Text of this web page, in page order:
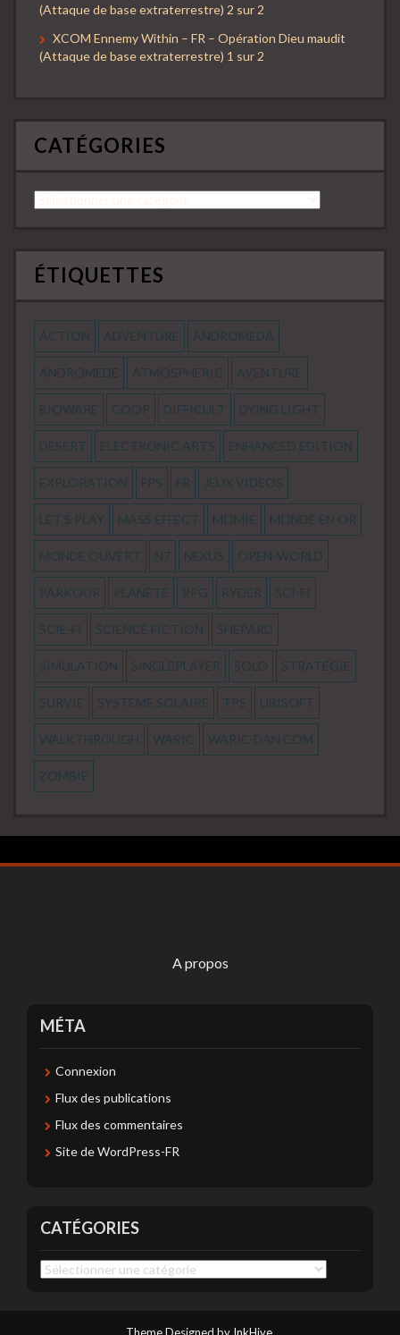
(Attaque de base extraterrestre) 2 sur 2
XCOM Ennemy Within – FR – Opération Dieu maudit
(Attaque de base extraterrestre) 1 sur 2
CATÉGORIES
Catégories
ÉTIQUETTES
ACTION ADVENTURE ANDROMEDA
ANDROMEDE ATMOSPHERIC AVENTURE
BIOWARE COOP DIFFICULT DYING LIGHT
DÉSERT ELECTRONIC ARTS ENHANCED EDITION
EXPLORATION FPS FR JEUX VIDEOS
LET'S PLAY MASS EFFECT MOMIE MONDE EN OR
MONDE OUVERT N7 NEXUS OPEN-WORLD
PARKOUR PLANÈTE RPG RYDER SCI-FI
SCIE-FI SCIENCE FICTION SHEPARD
SIMULATION SINGLEPLAYER SOLO STRATÉGIE
SURVIE SYSTÈME SOLAIRE TPS UBISOFT
WALKTHROUGH WARIC WARIC-DAN.COM
ZOMBIE
A propos
MÉTA
Connexion
Flux des publications
Flux des commentaires
Site de WordPress-FR
CATÉGORIES
Catégories